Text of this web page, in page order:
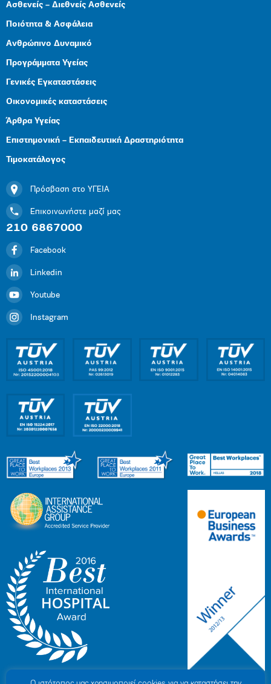
Ασθενείς – Διεθνείς Ασθενείς
Ποιότητα & Ασφάλεια
Ανθρώπινο Δυναμικό
Προγράμματα Υγείας
Γενικές Εγκαταστάσεις
Οικονομικές καταστάσεις
Άρθρα Υγείας
Επιστημονική – Εκπαιδευτική Δραστηριότητα
Τιμοκατάλογος
Πρόσβαση στο ΥΓΕΙΑ
Επικοινωνήστε μαζί μας
210 6867000
Facebook
Linkedin
Youtube
Instagram